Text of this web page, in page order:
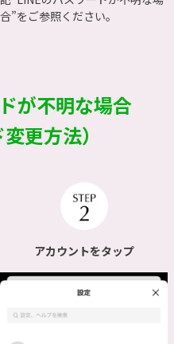
合”をご参照ください。
が不明な場合
更方法）
アカウントをタップ